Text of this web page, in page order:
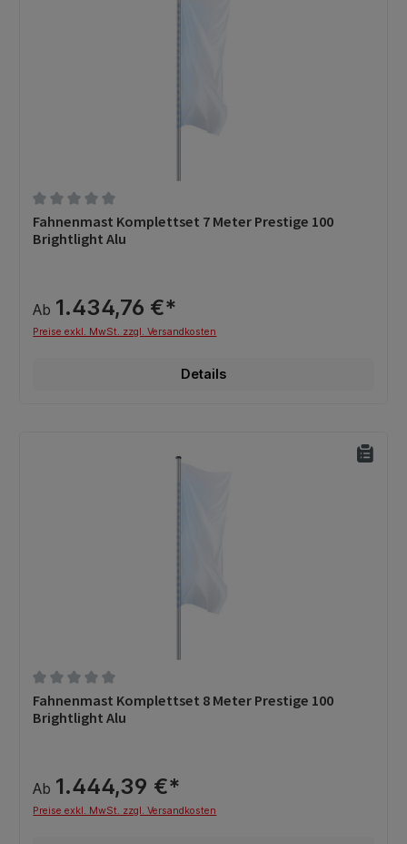
Durchschnittliche Bewertung von 0 von 5 Sternen
Fahnenmast Komplettset 7 Meter Prestige 100
Brightlight Alu
Ab 1.434,76 €*
Preise exkl. MwSt. zzgl. Versandkosten
Details
Durchschnittliche Bewertung von 0 von 5 Sternen
Fahnenmast Komplettset 8 Meter Prestige 100
Brightlight Alu
Ab 1.444,39 €*
Preise exkl. MwSt. zzgl. Versandkosten